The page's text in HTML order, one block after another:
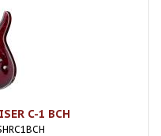
C-1 BCH